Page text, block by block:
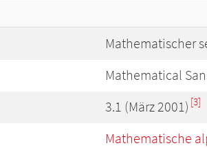
Mathematischer
Mathematical
3.1 (März 2001) [3]
Mathematische